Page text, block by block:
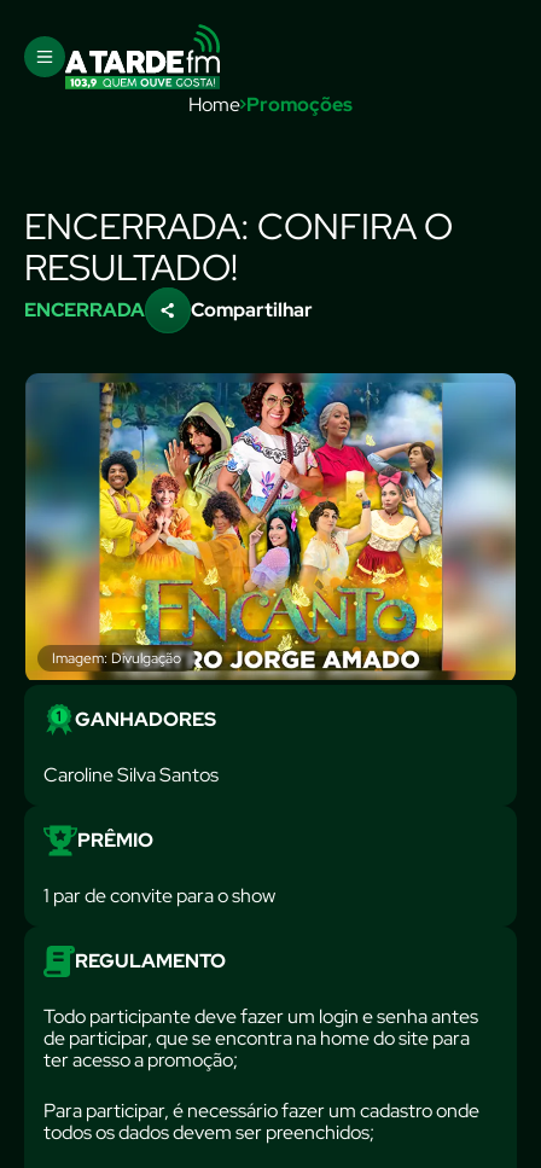
Home Promoções
ENCERRADA: CONFIRA O
RESULTADO!
ENCERRADA Compartilhar
Imagem: Divulgação
GANHADORES
Caroline Silva Santos
PRÊMIO
1 par de convite para o show
REGULAMENTO
Todo participante deve fazer um login e senha antes
de participar, que se encontra na home do site para
ter acesso a promoção;
Para participar, é necessário fazer um cadastro onde
todos os dados devem ser preenchidos;